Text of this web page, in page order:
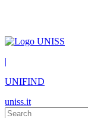
|
UNIFIND
uniss.it